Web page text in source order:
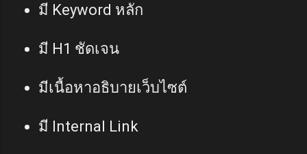
มี Keyword หลัก
มี H1 ชัดเจน
มีเนื้อหาอธิบายเว็บไซต์
มี Internal Link